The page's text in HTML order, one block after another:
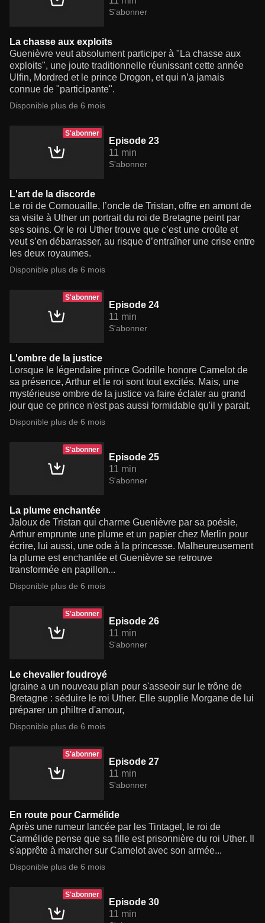
S'abonner
La chasse aux exploits
Guenièvre veut absolument participer à "La chasse aux
exploits", une joute traditionnelle réunissant cette année
Ulfin, Mordred et le prince Drogon, et qui n’a jamais
connue de "participante".
Disponible plus de 6 mois
S'abonner
Episode 23
11 min
S'abonner
L'art de la discorde
Le roi de Cornouaille, l’oncle de Tristan, offre en amont de
sa visite à Uther un portrait du roi de Bretagne peint par
ses soins. Or le roi Uther trouve que c’est une croûte et
veut s’en débarrasser, au risque d’entraîner une crise entre
les deux royaumes.
Disponible plus de 6 mois
S'abonner
Episode 24
11 min
S'abonner
L'ombre de la justice
Lorsque le légendaire prince Godrille honore Camelot de
sa présence, Arthur et le roi sont tout excités. Mais, une
mystérieuse ombre de la justice va faire éclater au grand
jour que ce prince n'est pas aussi formidable qu'il y parait.
Disponible plus de 6 mois
S'abonner
Episode 25
11 min
S'abonner
La plume enchantée
Jaloux de Tristan qui charme Guenièvre par sa poésie,
Arthur emprunte une plume et un papier chez Merlin pour
écrire, lui aussi, une ode à la princesse. Malheureusement
la plume est enchantée et Guenièvre se retrouve
transformée en papillon...
Disponible plus de 6 mois
S'abonner
Episode 26
11 min
S'abonner
Le chevalier foudroyé
Igraine a un nouveau plan pour s'asseoir sur le trône de
Bretagne : séduire le roi Uther. Elle supplie Morgane de lui
préparer un philtre d'amour,
Disponible plus de 6 mois
S'abonner
Episode 27
11 min
S'abonner
En route pour Carmélide
Après une rumeur lancée par les Tintagel, le roi de
Carmélide pense que sa fille est prisonnière du roi Uther. Il
s'apprête à marcher sur Camelot avec son armée...
Disponible plus de 6 mois
S'abonner
Episode 30
11 min